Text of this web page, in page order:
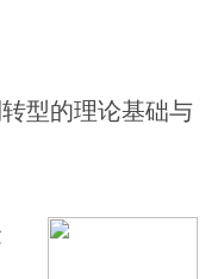
型的理论基础与